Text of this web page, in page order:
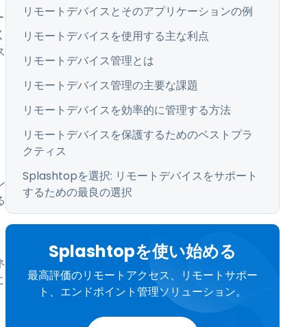
リモートデバイスとそのアプリケーションの例
リモートデバイスを使用する主な利点
リモートデバイス管理とは
リモートデバイス管理の主要な課題
リモートデバイスを効率的に管理する方法
リモートデバイスを保護するためのベストプラ
クティス
Splashtopを選択: リモートデバイスをサポート
するための最良の選択
Splashtopを使い始める
最高評価のリモートアクセス、リモートサポー
ト、エンドポイント管理ソリューション。